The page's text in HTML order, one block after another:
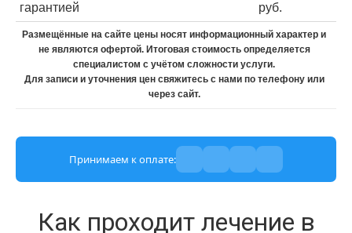
гарантией
руб.
Размещённые на сайте цены носят информационный характер и
не являются офертой. Итоговая стоимость определяется
специалистом с учётом сложности услуги.
Для записи и уточнения цен свяжитесь с нами по телефону или
через сайт.
Принимаем к оплате:
Как проходит лечение в